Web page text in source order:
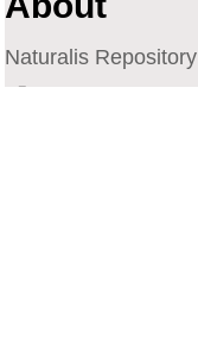
Naturalis Repository